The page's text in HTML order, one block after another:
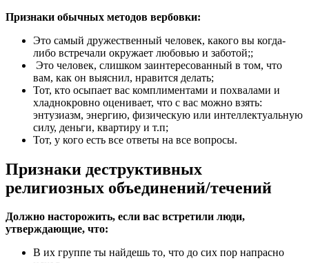
Признаки обычных методов вербовки:
Это самый дружественный человек, какого вы когда-
либо встречали окружает любовью и заботой;;
Это человек, слишком заинтересованный в том, что
вам, как он выяснил, нравится делать;
Тот, кто осыпает вас комплиментами и похвалами и
хладнокровно оценивает, что с вас можно взять:
энтузиазм, энергию, физическую или интеллектуальную
силу, деньги, квартиру и т.п;
Тот, у кого есть все ответы на все вопросы.
Признаки деструктивных
религиозных объединений/течений
Должно насторожить, если вас встретили люди,
утверждающие, что:
В их группе ты найдешь то, что до сих пор напрасно